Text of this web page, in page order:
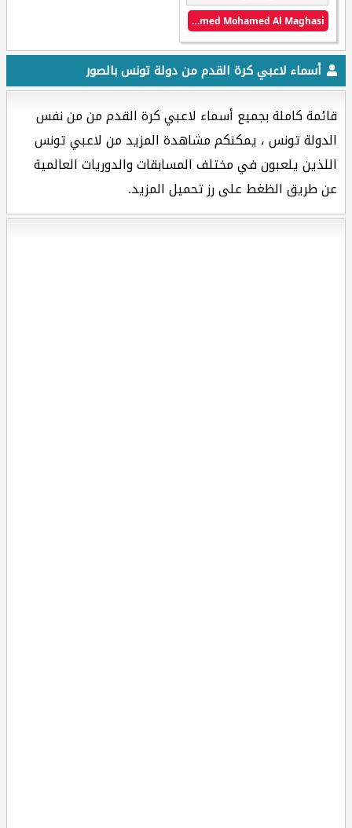
Ahmed Mohamed Al Maghasi
أسماء لاعبي كرة القدم من دولة تونس بالصور
قائمة كاملة بجميع أسماء لاعبي كرة القدم من من نفس
الدولة تونس ، يمكنكم مشاهدة المزيد من لاعبي تونس
اللذين يلعبون في مختلف المسابقات والدوريات العالمية
عن طريق الظغط على رز تحميل المزيد.